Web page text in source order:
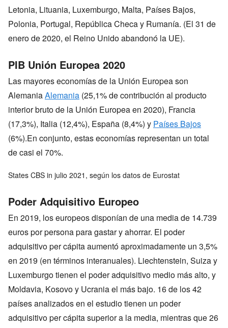
Letonia, Lituania, Luxemburgo, Malta, Países Bajos,
Polonia, Portugal, República Checa y Rumanía. (El 31 de
enero de 2020, el Reino Unido abandonó la UE).
PIB Unión Europea 2020
Las mayores economías de la Unión Europea son
AlemaniaAlemania (25,1% de contribución al producto
interior bruto de la Unión Europea en 2020), Francia
(17,3%), Italia (12,4%), España (8,4%) y Países Bajos
(6%).En conjunto, estas economías representan un total
de casi el 70%.
States CBS in julio 2021, según los datos de Eurostat
Poder Adquisitivo Europeo
En 2019, los europeos disponían de una media de 14.739
euros por persona para gastar y ahorrar. El poder
adquisitivo per cápita aumentó aproximadamente un 3,5%
en 2019 (en términos interanuales). Liechtenstein, Suiza y
Luxemburgo tienen el poder adquisitivo medio más alto, y
Moldavia, Kosovo y Ucrania el más bajo. 16 de los 42
países analizados en el estudio tienen un poder
adquisitivo per cápita superior a la media, mientras que 26